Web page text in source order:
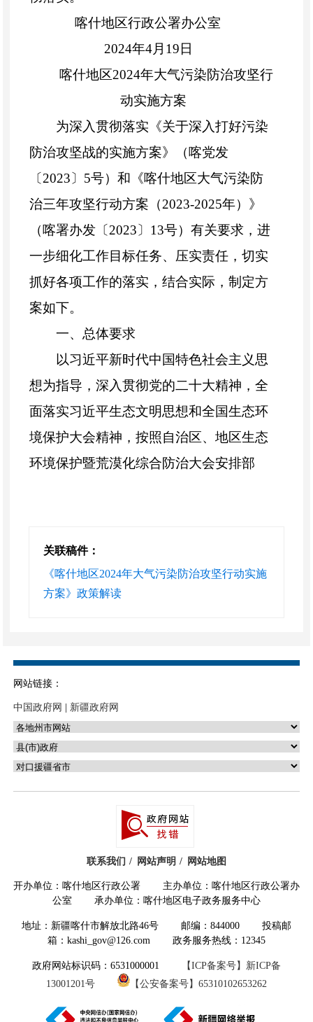
喀什地区行政公署办公室
2024年4月19日
喀什地区2024年大气污染防治攻坚行
动实施方案
为深入贯彻落实《关于深入打好污染
防治攻坚战的实施方案》（喀党发
〔2023〕5号）和《喀什地区大气污染防
治三年攻坚行动方案（2023-2025年）》
（喀署办发〔2023〕13号）有关要求，进
一步细化工作目标任务、压实责任，切实
抓好各项工作的落实，结合实际，制定方
案如下。
一、总体要求
以习近平新时代中国特色社会主义思
想为指导，深入贯彻党的二十大精神，全
面落实习近平生态文明思想和全国生态环
境保护大会精神，按照自治区、地区生态
环境保护暨荒漠化综合防治大会安排部
污、科学治污、依法治污为工作方针，以
改善空气质量为核心，以减少重污染天气
二、目标指标
2024年重污染天数比例控制在0.5%以下；
2024年细颗粒物平均浓度低于53微克/立方
米（根据自治区正式下达指标计划及时调
三、工作措施
坚决遏制高耗能、高排放、低水平项
目盲目发展，严格落实国家产业规划、产
业政策、生态环境分区管控方案、规划环
点污染物总量控制、污染物排放区域削
减、碳排放达峰目标等相关要求，推动相
关联稿件：
《喀什地区2024年大气污染防治攻坚行动实施
方案》政策解读
网站链接：
中国政府网 新疆政府网
联系我们 网站声明 网站地图
开办单位：喀什地区行政公署 主办单位：喀什地区行政公署办
公室 承办单位：喀什地区电子政务服务中心
地址：新疆喀什市解放北路46号 邮编：844000 投稿邮
箱：kashi_gov@126.com 政务服务热线：12345
政府网站标识码：6531000001
【ICP备案号】新ICP备
13001201号
【公安备案号】65310102653262